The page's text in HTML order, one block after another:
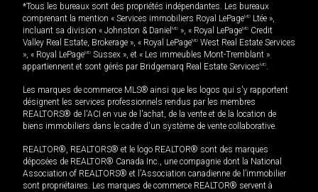
*Tous les bureaux sont des propriétés indépendantes. Les bureaux
comprenant la mention « Services immobiliers Royal LePageMD Ltée »,
incluant sa division « Johnston & Daniel MD », « Royal LePageMD Credit
Valley Real Estate, Brokerage », « Royal LePageMD West Real Estate Services
», « Royal LePageMD Sussex », et « Les immeubles Mont-Tremblant »
appartiennent et sont gérés par Bridgemarq Real Estate ServicesMD.
Les marques de commerce MLS® ainsi que les logos qui s'y rapportent
désignent les services professionnels rendus par les membres
REALTORS® de l'ACI en vue de l'achat, de la vente et de la location de
biens immobiliers dans le cadre d'un système de vente collaborative.
REALTOR®, REALTORS® et le logo REALTOR® sont des marques
déposées de REALTOR® Canada Inc., une compagnie dont la National
Association of REALTORS® et l'Association canadienne de l’immobilier
sont propriétaires. Les marques de commerce REALTOR® servent à